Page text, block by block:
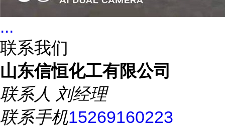
...
联系我们
山东信恒化工有限公司
联系人 刘经理
联系手机15269160223